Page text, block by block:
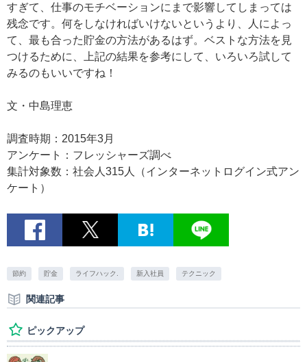
すぎて、仕事のモチベーションにまで影響してしまっては
残念です。何をしなければいけないというより、人によっ
て、最も合った貯金の方法があるはず。ベストな方法を見
つけるために、上記の結果を参考にして、いろいろ試して
みるのもいいですね！
文・中島理恵
調査時期：2015年3月
アンケート：フレッシャーズ調べ
集計対象数：社会人315人（インターネットログイン式アン
ケート）
節約 貯金 ライフハック. 新入社員 テクニック
関連記事
ピックアップ